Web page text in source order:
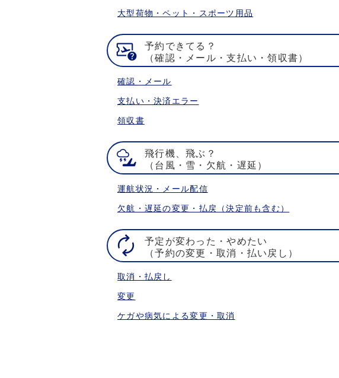
大型荷物・ペット・スポーツ用品
予約できてる？
（確認・メール・支払い・領収書）
確認・メール
支払い・決済エラー
領収書
飛行機、飛ぶ？
（台風・雪・欠航・遅延）
運航状況・メール配信
欠航・遅延の変更・払戻（決定前も含む）
予定が変わった・やめたい
（予約の変更・取消・払い戻し）
取消・払戻し
変更
ケガや病気による変更・取消